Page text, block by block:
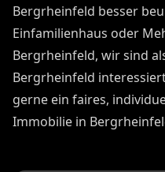
Bergrheinfeld besser
Einfamilienhaus oder
Bergrheinfeld, wir sind
Bergrheinfeld
gerne ein faires,
Immobilie in